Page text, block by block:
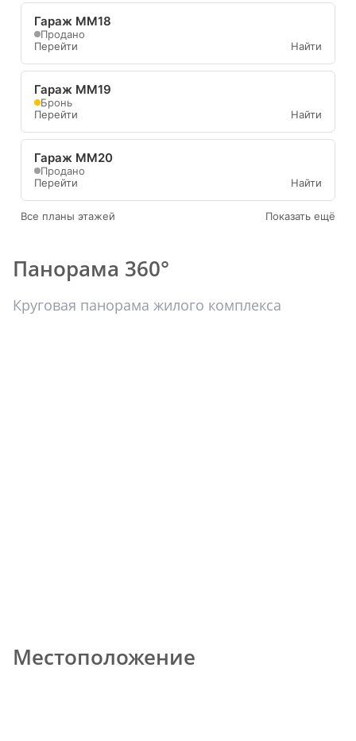
Гараж ММ18
Продано
Перейти
Найти
Гараж ММ19
Бронь
Перейти
Найти
Гараж ММ20
Продано
Перейти
Найти
Все планы этажей Показать ещё
Панорама 360°
Круговая панорама жилого комплекса
Местоположение